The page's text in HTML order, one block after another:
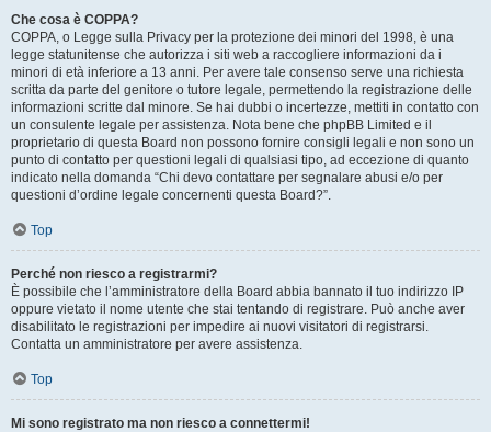
Che cosa è COPPA?
COPPA, o Legge sulla Privacy per la protezione dei minori del 1998, è una
legge statunitense che autorizza i siti web a raccogliere informazioni da i
minori di età inferiore a 13 anni. Per avere tale consenso serve una richiesta
scritta da parte del genitore o tutore legale, permettendo la registrazione delle
informazioni scritte dal minore. Se hai dubbi o incertezze, mettiti in contatto con
un consulente legale per assistenza. Nota bene che phpBB Limited e il
proprietario di questa Board non possono fornire consigli legali e non sono un
punto di contatto per questioni legali di qualsiasi tipo, ad eccezione di quanto
indicato nella domanda “Chi devo contattare per segnalare abusi e/o per
questioni d’ordine legale concernenti questa Board?”.
Top
Perché non riesco a registrarmi?
È possibile che l’amministratore della Board abbia bannato il tuo indirizzo IP
oppure vietato il nome utente che stai tentando di registrare. Può anche aver
disabilitato le registrazioni per impedire ai nuovi visitatori di registrarsi.
Contatta un amministratore per avere assistenza.
Top
Mi sono registrato ma non riesco a connettermi!